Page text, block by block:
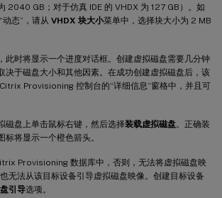
2040 GB；对于仿真 IDE 的 VHDX 为 127 GB）。如
态”，请从 VHDX 块大小菜单中，选择块大小为 2 MB
，此时将显示一个进度对话框。创建虚拟磁盘需要几分钟
决于磁盘大小和其他因素。在成功创建虚拟磁盘后，该
Provisioning 控制台的“详细信息”窗格中，并且可
磁盘上单击鼠标右键，然后选择装载虚拟磁盘。正确装
标将显示一个橙色箭头。
Provisioning 数据库中，否则，无法将虚拟磁盘映
无法从该目标设备引导虚拟磁盘映像。创建目标设备
引导选项。